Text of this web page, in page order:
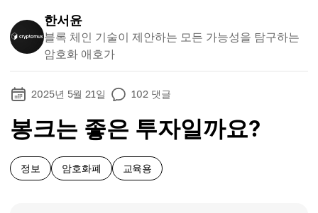
한서윤
블록 체인 기술이 제안하는 모든 가능성을 탐구하는
암호화 애호가
2025년 5월 21일 102 댓글
봉크는 좋은 투자일까요?
정보 암호화폐 교육용